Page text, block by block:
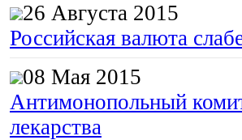
26 Августа 2015
Российская валюта
08 Мая 2015
Антимонопольный
лекарства